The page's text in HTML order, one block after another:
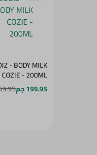
- BODY MILK
COZIE - 200ML
199.95 جم